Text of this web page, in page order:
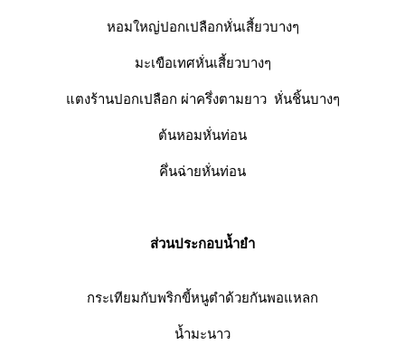
หอมใหญ่ปอกเปลือกหั่นเสี้ยวบางๆ
มะเขือเทศหั่นเสี้ยวบางๆ
ตงร้านปอกเปลือก ผ่าครึ่งตามยาว หั่นชิ้นบางๆ
ต้นหอมหั่นท่อน
คึ่นฉ่ายหั่นท่อน
ส่วนประกอบน้ำยำ
กระเทียมกับพริกขี้หนูตำด้วยกันพอแหลก
น้ำมะนาว